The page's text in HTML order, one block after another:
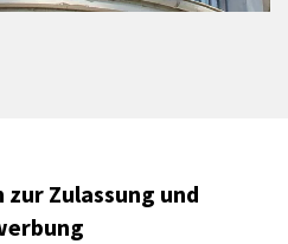
Zulassung und